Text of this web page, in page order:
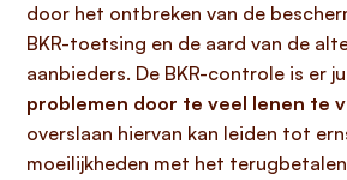
door het ontbreken van de
BKR-toetsing en de aard van de
aanbieders. De BKR-controle is er
problemen door te veel lenen te
overslaan hiervan kan leiden tot
moeilijkheden met het